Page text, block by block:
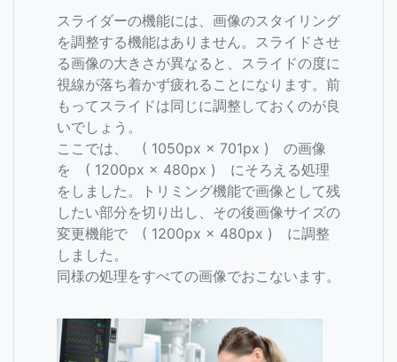
スライダーの機能には、画像のスタイリング
を調整する機能はありません。スライドさせ
る画像の大きさが異なると、スライドの度に
視線が落ち着かず疲れることになります。前
もってスライドは同じに調整しておくのが良
いでしょう。
ここでは、 ( 1050px × 701px ) の画像
を ( 1200px × 480px ) にそろえる処理
をしました。トリミング機能で画像として残
したい部分を切り出し、その後画像サイズの
変更機能で ( 1200px × 480px ) に調整
しました。
同様の処理をすべての画像でおこないます。